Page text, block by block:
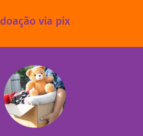
doação via pix
itens na Rua Belmonte, 547 – Vila
a sexta, das 8h30 às 11h30 e
às 17h30 (sextas até às 16h30).
fale conosco